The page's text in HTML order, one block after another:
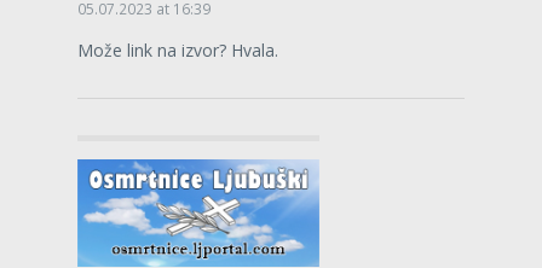
05.07.2023 at 16:39
Može link na izvor? Hvala.